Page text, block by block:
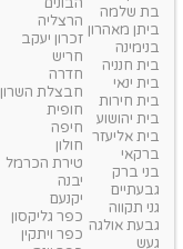
בת שלמה
ביתן מאהרון
בנימינה
בית חנניה
בית ינאי
בית חירות
בית יהושוע
בית אליעזר
ברקאי
בני ברק
גבעתיים
גני תקווה
גבעת אולגה
געש
הבונים
הרצליה
זכרון יעקב
חריש
חדרה
חבצלת השרון
חופית
חיפה
חולון
טירת הכרמל
יבנה
יקנעם
כפר גליקסון
כפר ויתקין